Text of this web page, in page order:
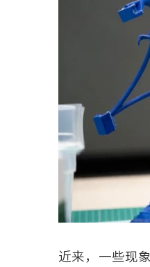
近来，一些现